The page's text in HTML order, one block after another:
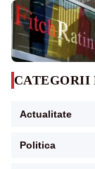
CATEGORII
Actualitate
Politica